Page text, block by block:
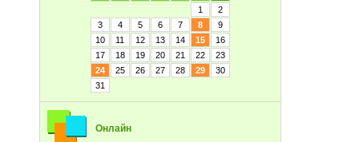
1
2
3
4 5 6 7 8
9
10
11 12 13 14 15
16
17
18 19 20 21 22
23
24
25 26 27 28 29
30
31
Онлайн